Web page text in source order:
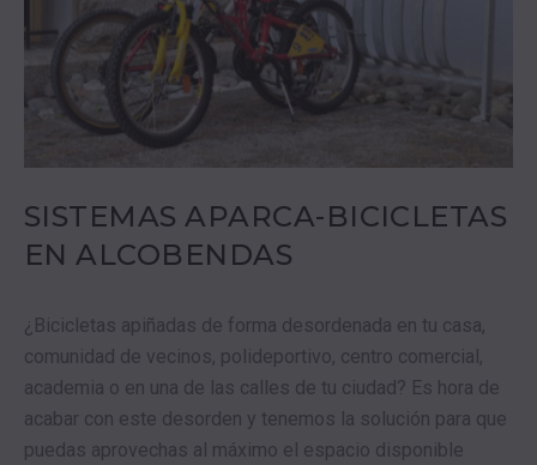
SISTEMAS APARCA-BICICLETAS
EN ALCOBENDAS
¿Bicicletas apiñadas de forma desordenada en tu casa,
comunidad de vecinos, polideportivo, centro comercial,
academia o en una de las calles de tu ciudad? Es hora de
acabar con este desorden y tenemos la solución para que
puedas aprovechas al máximo el espacio disponible